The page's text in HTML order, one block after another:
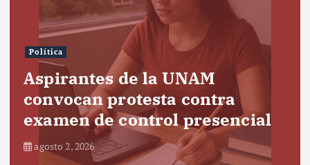
Política
Aspirantes de la UNAM
convocan protesta contra
examen de control presencial
agosto 2, 2026